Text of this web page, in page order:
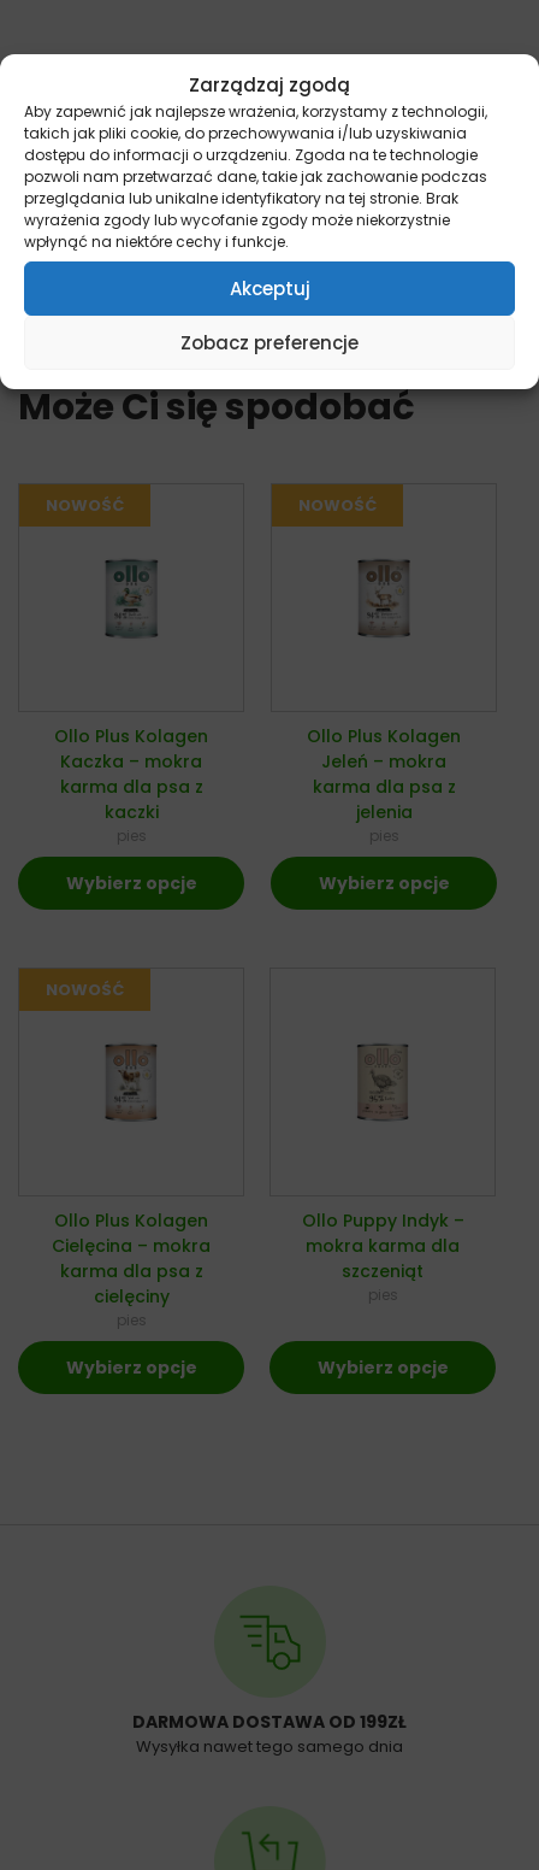
Zarządzaj zgodą
Aby zapewnić jak najlepsze wrażenia, korzystamy z technologii,
takich jak pliki cookie, do przechowywania i/lub uzyskiwania
dostępu do informacji o urządzeniu. Zgoda na te technologie
pozwoli nam przetwarzać dane, takie jak zachowanie podczas
przeglądania lub unikalne identyfikatory na tej stronie. Brak
wyrażenia zgody lub wycofanie zgody może niekorzystnie
wpłynąć na niektóre cechy i funkcje.
Akceptuj
Zobacz preferencje
Dostępne opakowania 2kg, 8kg
Przed podaniem skonsultuj się z lekarzem weterynarii
Pamiętaj, że więcej informacji na temat promocji i
wyjątkowych ofert znajdziesz na naszych kanałach
społecznościowych:Facebook/miskakarmypl
Instagram/miskakarmy.pl/
Może Ci się spodobać
Ollo Plus Kolagen
Kaczka – mokra
karma dla psa z
kaczki
pies
Wybierz opcje
Ollo Plus Kolagen
Jeleń – mokra
karma dla psa z
jelenia
pies
Wybierz opcje
Ollo Plus Kolagen
Cielęcina – mokra
karma dla psa z
cielęciny
pies
Wybierz opcje
Ollo Puppy Indyk –
mokra karma dla
szczeniąt
pies
Wybierz opcje
DARMOWA DOSTAWA OD 199ZŁ
Wysyłka nawet tego samego dnia